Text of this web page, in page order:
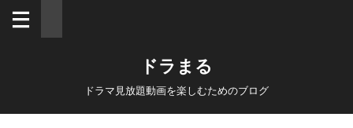
ドラまる
ドラマ見放題動画を楽しむためのブログ